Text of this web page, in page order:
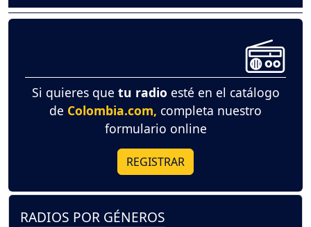
Si quieres que tu radio esté en el catálogo
de Colombia.com, completa nuestro
formulario online
REGISTRAR
RADIOS POR GÉNEROS